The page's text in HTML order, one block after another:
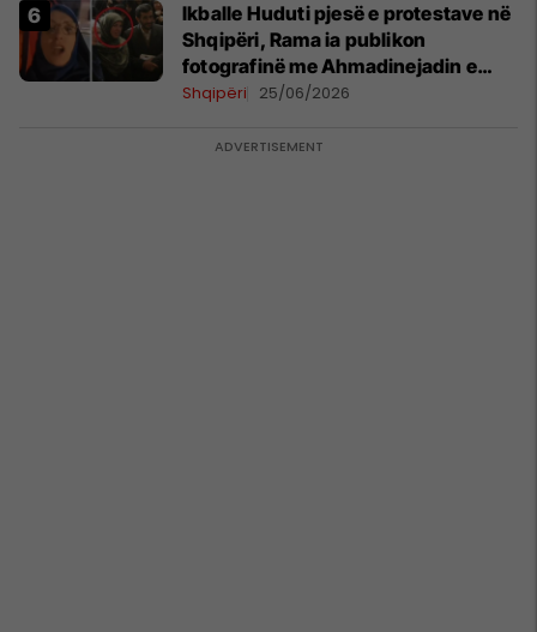
Ikballe Huduti pjesë e protestave në
Shqipëri, Rama ia publikon
fotografinë me Ahmadinejadin e
Iranit
Shqipëri 25/06/2026